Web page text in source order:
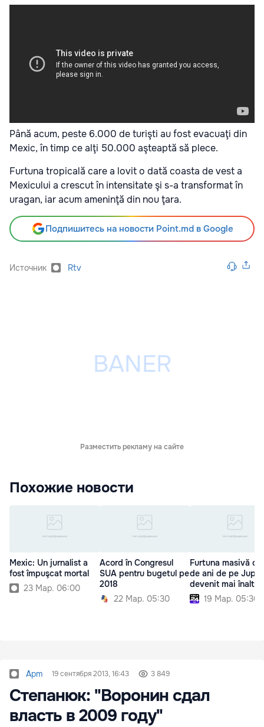
Până acum, peste 6.000 de turişti au fost evacuaţi din
Mexic, în timp ce alţi 50.000 aşteaptă să plece.
Furtuna tropicală care a lovit o dată coasta de vest a
Mexicului a crescut în intensitate şi s-a transformat în
uragan, iar acum ameninţă din nou ţara.
Подпишитесь на новости Point.md в Google
Источник Rtv
Разместить рекламу на сайте
Похожие новости
Mexic: Un jurnalist a
fost împuşcat mortal
23 Мар. 06:00
Acord în Congresul
SUA pentru bugetul pe
2018
22 Мар. 05:30
Furtuna masivă
de ani de pe
devenit mai înaltă
19 Мар. 05:30
Apm 19 сентября 2013, 16:43 3 849
Степанюк: "Воронин сдал
власть в 2009 году"